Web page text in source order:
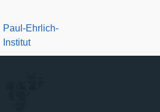
Paul-Ehrlich-
Institut